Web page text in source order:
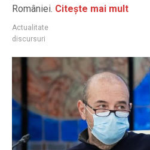
României. Citește mai mult
Actualitate
discursuri